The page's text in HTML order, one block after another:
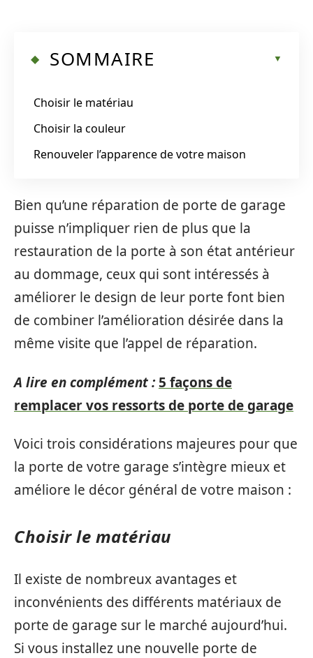
SOMMAIRE
Choisir le matériau
Choisir la couleur
Renouveler l’apparence de votre maison
Bien qu’une réparation de porte de garage
puisse n’impliquer rien de plus que la
restauration de la porte à son état antérieur
au dommage, ceux qui sont intéressés à
améliorer le design de leur porte font bien
de combiner l’amélioration désirée dans la
même visite que l’appel de réparation.
A lire en complément : 5 façons de
remplacer vos ressorts de porte de garage
Voici trois considérations majeures pour que
la porte de votre garage s’intègre mieux et
améliore le décor général de votre maison :
Choisir le matériau
Il existe de nombreux avantages et
inconvénients des différents matériaux de
porte de garage sur le marché aujourd’hui.
Si vous installez une nouvelle porte de